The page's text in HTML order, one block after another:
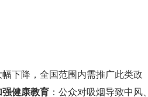
下降，全国范围内需推广此类政
强健康教育 ：公众对吸烟导致中风、